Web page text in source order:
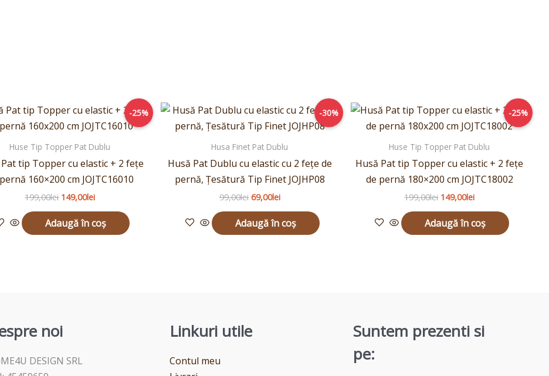
-25%
Huse Tip Topper Pat Dublu
tip Topper cu elastic + 2 fețe
160×200 cm JOJTC16010
199,00lei
Prețul
a
199,00lei.
149,00lei
Prețul
este:
Adaugă în coș
-30%
Husa Finet Pat Dublu
Husă Pat Dublu cu elastic cu 2 fețe de
pernă, Țesătură Tip Finet JOJHP08
99,00lei
Prețul
a
99,00lei.
69,00lei
Prețul
este:
Adaugă în coș
-25%
Huse Tip Topper Pat Dublu
Husă Pat tip Topper cu elastic + 2 fețe
de pernă 180×200 cm JOJTC18002
199,00lei
Prețul
a
199,00lei.
149,00lei
Prețul
este:
Adaugă în coș
noi
DESIGN SRL
Linkuri utile
Contul meu
Suntem prezenti si
pe: